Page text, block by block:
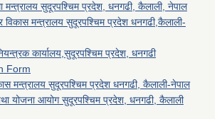
मन्त्रालय सुदूरपश्चिम प्रदेश, धनगढी, कैलाली, नेपाल
विकास मन्त्रालय सुदूरपश्चिम प्रदेश धनगढी,कैलाली-
कार्यालय,सुदूरपश्चिम प्रदेश, धनगढी
Form
मन्त्रालय सुदूरपश्चिम प्रदेश धनगढी, कैलाली-नेपाल
योजना आयोग सुदूरपश्चिम प्रदेश, धनगढी, कैलाली